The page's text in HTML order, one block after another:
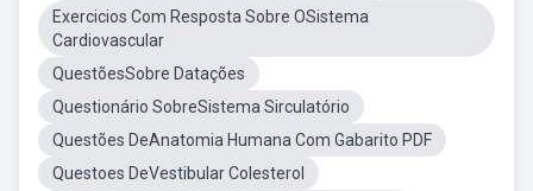
Exercicios Com Resposta Sobre OSistema
Cardiovascular
QuestõesSobre Datações
Questionário SobreSistema Sirculatório
Questões DeAnatomia Humana Com Gabarito PDF
Questoes DeVestibular Colesterol